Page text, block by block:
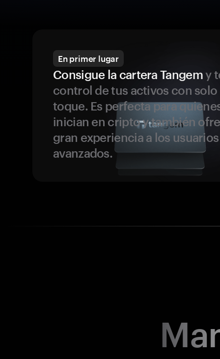
En primer lugar
Consigue la cartera Tangemy
control de tus activos con solo
toque. Es perfecta para
inician en cripto y también
gran experiencia a los
avanzados.